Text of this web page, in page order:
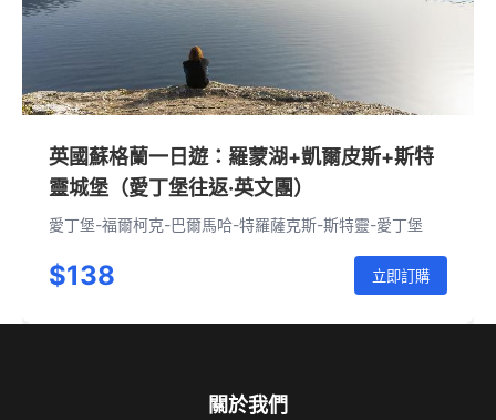
英國蘇格蘭一日遊：羅蒙湖+凱爾皮斯+斯特
靈城堡（愛丁堡往返·英文團）
愛丁堡-福爾柯克-巴爾馬哈-特羅薩克斯-斯特靈-愛丁堡
$138 立即訂購
關於我們